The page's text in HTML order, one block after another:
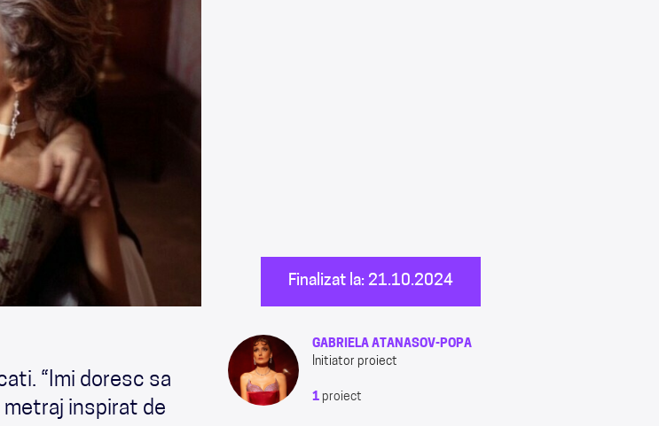
Finalizat la: 21.10.2024
“Imi doresc sa
inspirat de
GABRIELA ATANASOV-POPA
Initiator proiect
1proiect